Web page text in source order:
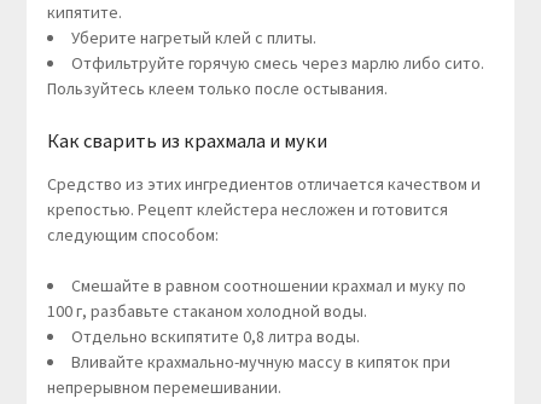
кипятите.
Уберите нагретый клей с плиты.
Отфильтруйте горячую смесь через марлю либо сито.
Пользуйтесь клеем только после остывания.
Как сварить из крахмала и муки
Средство из этих ингредиентов отличается качеством и
крепостью. Рецепт клейстера несложен и готовится
следующим способом:
Смешайте в равном соотношении крахмал и муку по
100 г, разбавьте стаканом холодной воды.
Отдельно вскипятите 0,8 литра воды.
Вливайте крахмально-мучную массу в кипяток при
непрерывном перемешивании.